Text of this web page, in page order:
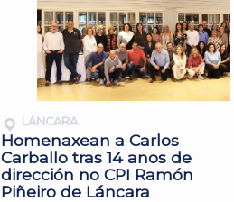
LÁNCARA
Homenaxean a Carlos
Carballo tras 14 anos de
dirección no CPI Ramón
Piñeiro de Láncara